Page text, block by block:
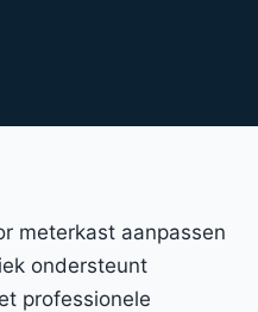
meterkast aanpassen
ondersteunt
professionele